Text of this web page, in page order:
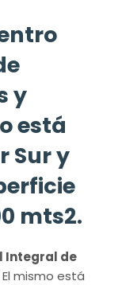
y
está
Sur y
mts2.
Integral de
El mismo está